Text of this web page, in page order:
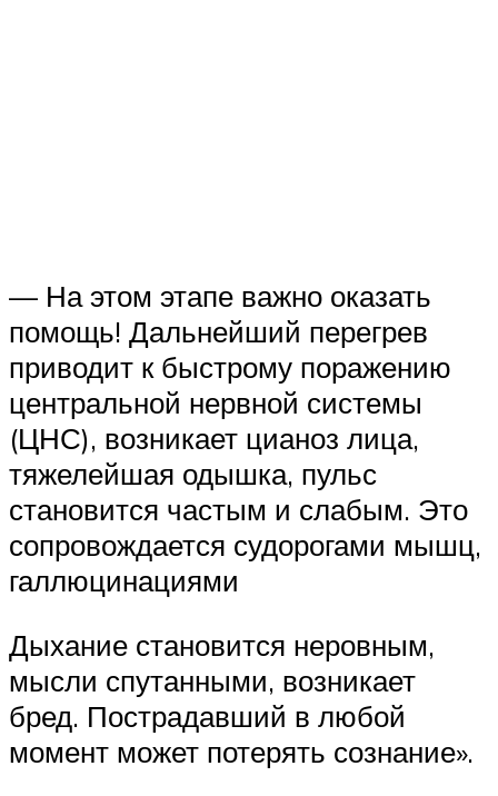
— На этом этапе важно оказать
помощь! Дальнейший перегрев
приводит к быстрому поражению
центральной нервной системы
(ЦНС), возникает цианоз лица,
тяжелейшая одышка, пульс
становится частым и слабым. Это
сопровождается судорогами мышц,
галлюцинациями
Дыхание становится неровным,
мысли спутанными, возникает
бред. Пострадавший в любой
момент может потерять сознание».